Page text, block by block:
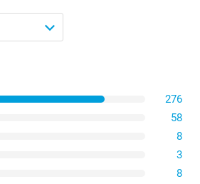
qui mesure 14 cm de large sur 30
d'une option compacte et pratique.
format standard, optez pour notre
qui mesure 21cm de large sur
mural, choisissez le calendrier
en orientation portrait ou paysage,
276
58
8
3
8